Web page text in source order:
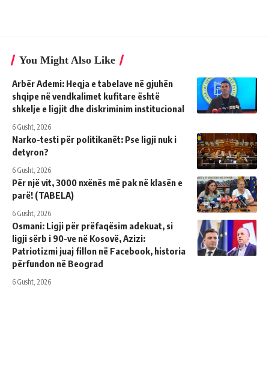
You Might Also Like
Arbër Ademi: Heqja e tabelave në gjuhën
shqipe në vendkalimet kufitare është
shkelje e ligjit dhe diskriminim institucional
6 Gusht, 2026
Narko-testi për politikanët: Pse ligji nuk i
detyron?
6 Gusht, 2026
Për një vit, 3000 nxënës më pak në klasën e
parë! (TABELA)
6 Gusht, 2026
Osmani: Ligji për prëfaqësim adekuat, si
ligji sërb i 90-ve në Kosovë, Azizi:
Patriotizmi juaj fillon në Facebook, historia
përfundon në Beograd
6 Gusht, 2026